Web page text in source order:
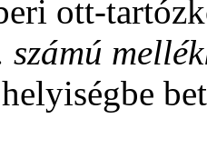
ott-
számú